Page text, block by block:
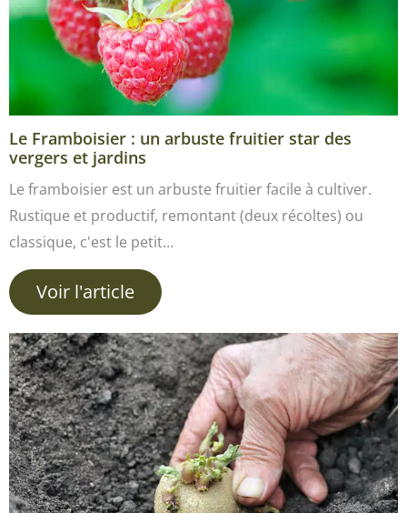
Le Framboisier : un arbuste fruitier star des
vergers et jardins
Le framboisier est un arbuste fruitier facile à cultiver.
Rustique et productif, remontant (deux récoltes) ou
classique, c'est le petit…
Voir l'article